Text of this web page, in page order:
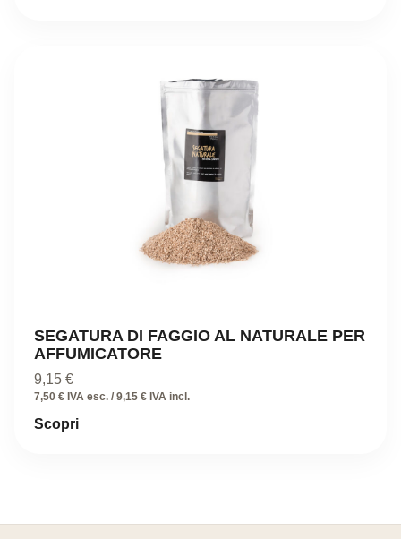
SEGATURA DI FAGGIO AL NATURALE PER
AFFUMICATORE
9,15 €
7,50 € IVA esc. / 9,15 € IVA incl.
Scopri